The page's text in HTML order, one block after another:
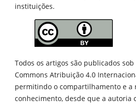
instituições.
Todos os artigos são publicados
Commons Atribuição 4.0
permitindo o compartilhamento e a
conhecimento, desde que a autoria